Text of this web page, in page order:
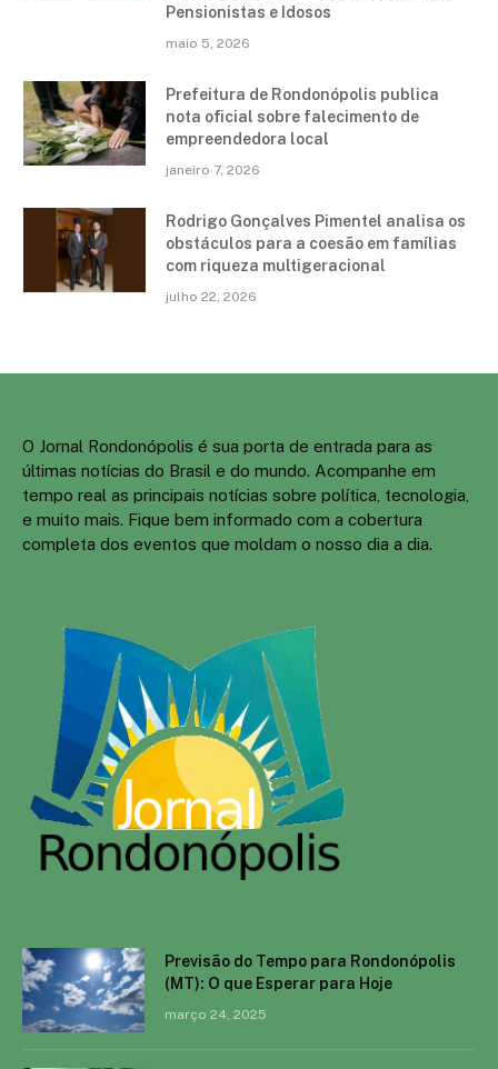
Pensionistas e Idosos
maio 5, 2026
Prefeitura de Rondonópolis publica
nota oficial sobre falecimento de
empreendedora local
janeiro 7, 2026
Rodrigo Gonçalves Pimentel analisa os
obstáculos para a coesão em famílias
com riqueza multigeracional
julho 22, 2026
O Jornal Rondonópolis é sua porta de entrada para as
últimas notícias do Brasil e do mundo. Acompanhe em
tempo real as principais notícias sobre política, tecnologia,
e muito mais. Fique bem informado com a cobertura
completa dos eventos que moldam o nosso dia a dia.
Previsão do Tempo para Rondonópolis
(MT): O que Esperar para Hoje
março 24, 2025